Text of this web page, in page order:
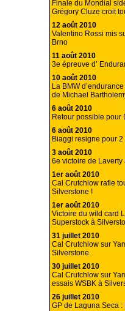
Finale du Mondial
Grégory Cluze croit
12 août 2010
Valentino Rossi mis
Brno
11 août 2010
3e épreuve d’
10 août 2010
La BMW
de Michael
6 août 2010
Retour possible pour
6 août 2010
Biaggi resigne pour
3 août 2010
6e victoire de
1er août 2010
Cal Crutchlow rafle
Silverstone !
1er août 2010
Victoire du wild card
Superstock à
31 juillet 2010
Cal Crutchlow sur
Silverstone.
30 juillet 2010
Cal Crutchlow sur
essais WSBK à
26 juillet 2010
GP de Laguna Seca